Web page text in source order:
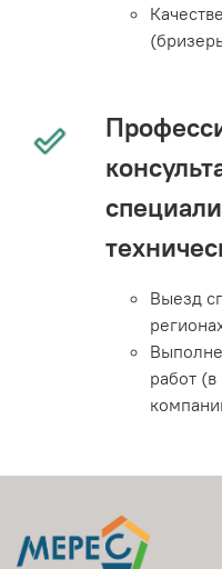
Выезд
работ (в